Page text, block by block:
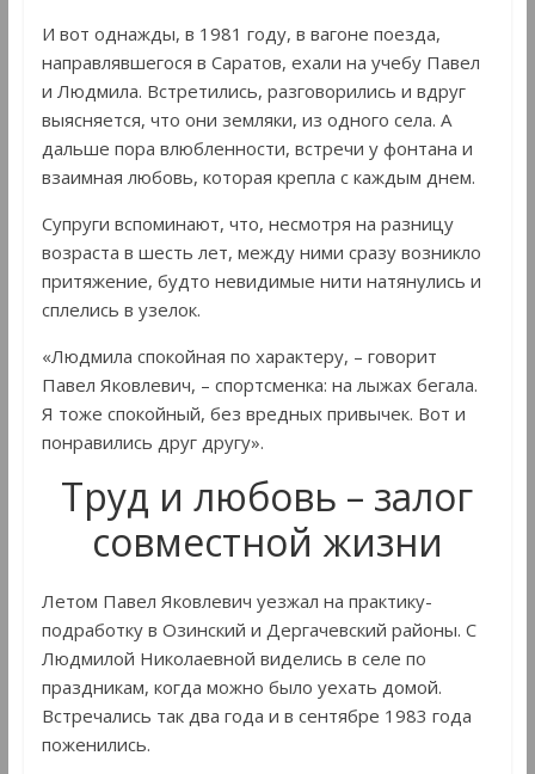
И вот однажды, в 1981 году, в вагоне поезда,
направлявшегося в Саратов, ехали на учебу Павел
и Людмила. Встретились, разговорились и вдруг
выясняется, что они земляки, из одного села. А
дальше пора влюбленности, встречи у фонтана и
взаимная любовь, которая крепла с каждым днем.
Супруги вспоминают, что, несмотря на разницу
возраста в шесть лет, между ними сразу возникло
притяжение, будто невидимые нити натянулись и
сплелись в узелок.
«Людмила спокойная по характеру, – говорит
Павел Яковлевич, – спортсменка: на лыжах бегала.
Я тоже спокойный, без вредных привычек. Вот и
понравились друг другу».
Труд и любовь – залог
совместной жизни
Летом Павел Яковлевич уезжал на практику-
подработку в Озинский и Дергачевский районы. С
Людмилой Николаевной виделись в селе по
праздникам, когда можно было уехать домой.
Встречались так два года и в сентябре 1983 года
поженились.